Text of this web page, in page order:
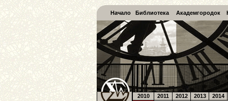
Начало Библиотека Академгородок
2010 2011 2012 2013 2014